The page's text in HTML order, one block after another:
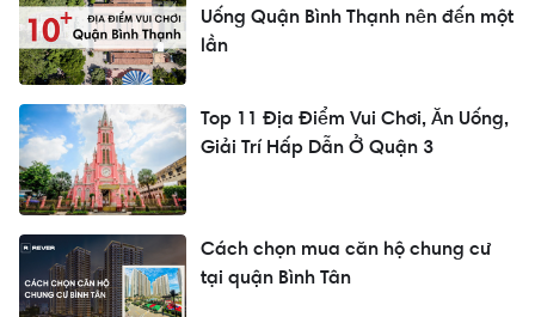
Uống Quận Bình Thạnh nên đến một
lần
Top 11 Địa Điểm Vui Chơi, Ăn Uống,
Giải Trí Hấp Dẫn Ở Quận 3
Cách chọn mua căn hộ chung cư
tại quận Bình Tân